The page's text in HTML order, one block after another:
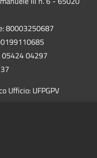
80003250687
05424 04297
Ufficio: UFPGPV